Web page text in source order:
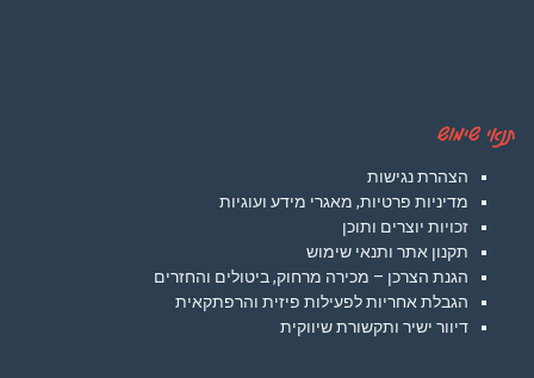
תנאי שימוש
הצהרת נגישות
מדיניות פרטיות, מאגרי מידע ועוגיות
זכויות יוצרים ותוכן
תקנון אתר ותנאי שימוש
הגנת הצרכן – מכירה מרחוק, ביטולים והחזרים
הגבלת אחריות לפעילות פיזית והרפתקאית
דיוור ישיר ותקשורת שיווקית